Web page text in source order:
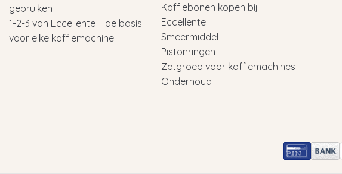
gebruiken
1-2-3 van Eccellente – de basis
voor elke koffiemachine
Koffiebonen kopen bij
Eccellente
Smeermiddel
Pistonringen
Zetgroep voor koffiemachines
Onderhoud